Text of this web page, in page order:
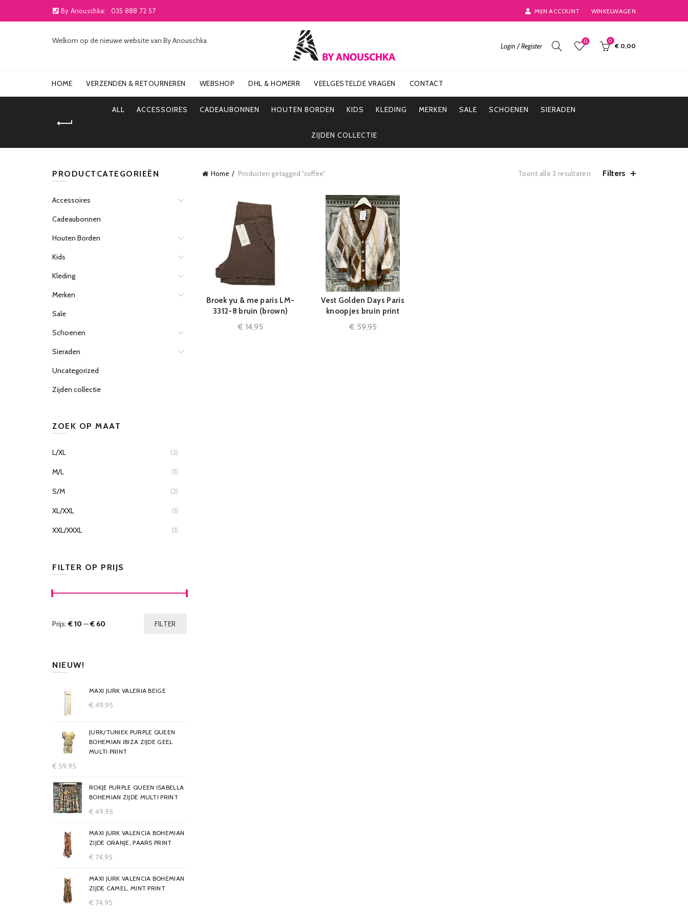
By Anouschka: 035 888 72 57 MIJN ACCOUNT WINKELWAGEN
Welkom op de nieuwe website van By Anouschka
Login / Register
0 0
€ 0,00
HOME VERZENDEN & RETOURNEREN WEBSHOP DHL & HOMERR VEELGESTELDE VRAGEN CONTACT
ALL ACCESSOIRES CADEAUBONNEN HOUTEN BORDEN KIDS KLEDING MERKEN SALE SCHOENEN SIERADEN
ZIJDEN COLLECTIE
Home Producten getagged “coffee” Toont alle 2 resultaten Filters
QUICK SHOP
Broek yu & me paris LM-
3312-8 bruin (brown)
€ 14,95
IN WINKELMAND
Vest Golden Days Paris
knoopjes bruin print
€ 59,95
PRODUCTCATEGORIEËN
Accessoires
Cadeaubonnen
Houten Borden
Kids
Kleding
Merken
Sale
Schoenen
Sieraden
Uncategorized
Zijden collectie
ZOEK OP MAAT
L/XL (2)
M/L (1)
S/M (2)
XL/XXL (1)
XXL/XXXL (1)
FILTER OP PRIJS
FILTER
Prijs: € 10 —€ 60
NIEUW!
MAXI JURK VALERIA BEIGE
€ 49,95
JURK/TUNIEK PURPLE QUEEN
BOHEMIAN IBIZA ZIJDE GEEL
MULTI PRINT
€ 59,95
ROKJE PURPLE QUEEN ISABELLA
BOHEMIAN ZIJDE MULTI PRINT
€ 49,95
MAXI JURK VALENCIA BOHEMIAN
ZIJDE ORANJE, PAARS PRINT
€ 74,95
MAXI JURK VALENCIA BOHEMIAN
ZIJDE CAMEL, MINT PRINT
€ 74,95